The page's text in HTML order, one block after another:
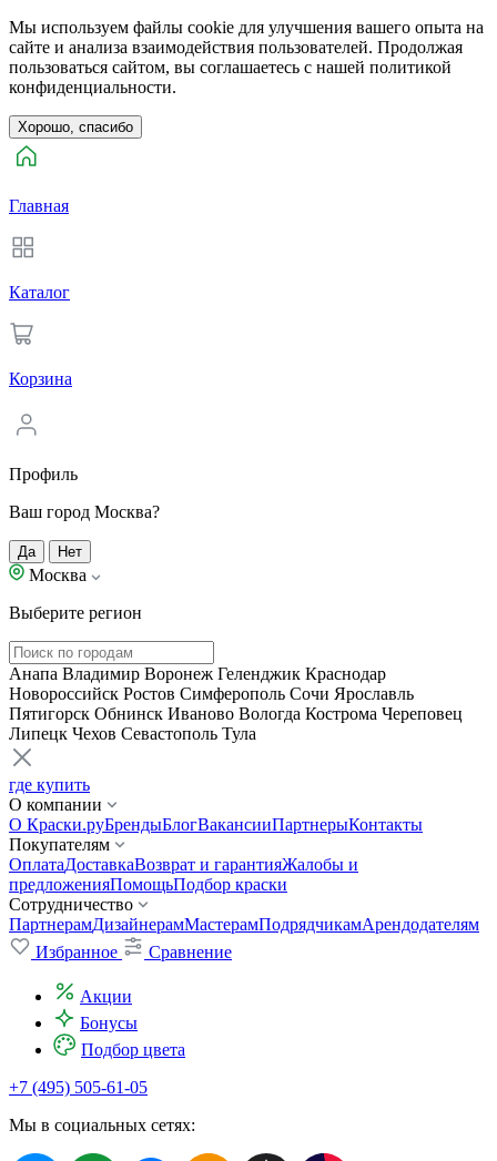
Мы используем файлы cookie для улучшения вашего опыта на
сайте и анализа взаимодействия пользователей. Продолжая
пользоваться сайтом, вы соглашаетесь с нашей политикой
конфиденциальности.
Хорошо, спасибо
Главная
Каталог
Корзина
Профиль
Ваш город Москва?
Да Нет
Москва
Выберите регион
Анапа Владимир Воронеж Геленджик Краснодар
Новороссийск Ростов Симферополь Сочи Ярославль
Пятигорск Обнинск Иваново Вологда Кострома Череповец
Липецк Чехов Севастополь Тула
где купить
О компании
О Краски.руБрендыБлогВакансииПартнерыКонтакты
Покупателям
ОплатаДоставкаВозврат и гарантияЖалобы и
предложенияПомощьПодбор краски
Сотрудничество
ПартнерамДизайнерамМастерамПодрядчикамАрендодателям
Избранное
Сравнение
Акции
Бонусы
Подбор цвета
+7 (495) 505-61-05
Мы в социальных сетях: